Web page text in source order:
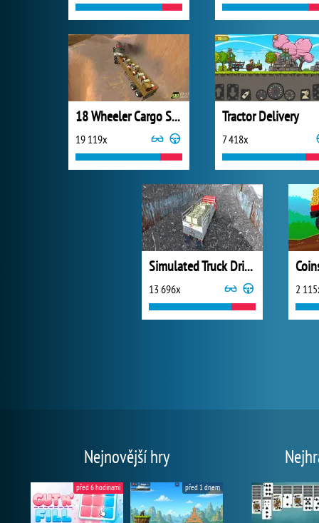
18 Wheeler Cargo Simulator
19 119x
Tractor Delivery
7 418x
Simulated Truck Driving
13 696x 2
Nejnovější hry
před 6 hodinami před 1 dnem